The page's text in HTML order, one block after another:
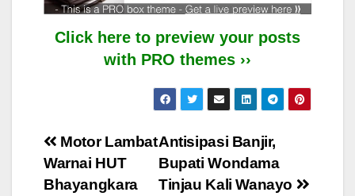
Click here to preview your posts
with PRO themes ››
Post
navigation
Antisipasi Banjir,
Bupati Wondama
Tinjau Kali Wanayo
Motor Lambat
Warnai HUT
Bhayangkara